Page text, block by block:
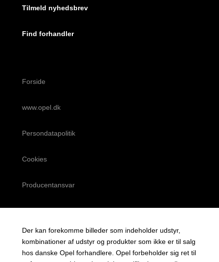
Tilmeld nyhedsbrev
Find forhandler
Forside
www.opel.dk
Persondatapolitik
Cookies
Producentansvar
Der kan forekomme billeder som indeholder udstyr,
kombinationer af udstyr og produkter som ikke er til salg
hos danske Opel forhandlere. Opel forbeholder sig ret til